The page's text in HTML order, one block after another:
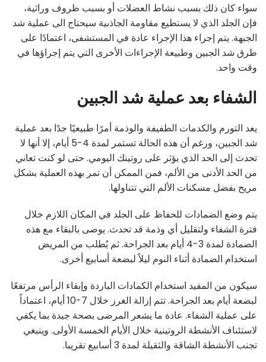
سواء كان ذلك بسبب نشاط العضلات أو بسبب ظروف وراثية،
فإن الجلد الذي لا يستطيع مقاومة الجاذبية سيحتاج الى عملية شد
الجبهة. يتم إجراء هذا الإجراء عادة في المستشفى، اعتمادًا على
طرق شد الجبين وطبيعة الإجراءات الأخرى التي يتم إجراؤها في
وقت واحد.
الشفاء بعد عملية شد الجبين
يعد التورم والكدمات الطفيفة والوذمة أمرًا طبيعيًا جدًا بعد عملية
شد الجبين، ورغم أن هذه الحالة تستمر لمدة 4-5 أيام، إلا أنها لا
تحدث إلى الحد الذي يؤثر على روتينك اليومي. حتى لو كنت تعاني
من الحد الأدنى من الألم، فمن الممكن أن تمر بهذه العملية بشكل
مريح بفضل مسكنات الألم التي تتناولها.
يتم وضع الضمادات للحفاظ على الجلد في المكان اللازم خلال
فترة الشفاء ولتقليل أي وذمة قد تحدث. يوصى بالبقاء مع هذه
الضمادة لمدة 3-4 أيام بعد الجراحة. ثم يُطلب من المريض
استخدام الضمادة أثناء النوم ليلاً لبضعة أسابيع أخرى.
سيكون من المفيد استخدام الكمادات الباردة وإبقاء الرأس مرتفعًا
لبضعة أيام بعد الجراحة. تتم إزالة الغرز خلال 7-10 أيام، اعتماداً
على عملية الشفاء. عادة ما يشعر المرضى بصحة جيدة بما يكفي
لاستئناف الأنشطة الروتينية خلال الأيام الخمسة الأولى. وينبغي
تجنب الأنشطة الشاقة والثقيلة لمدة 3 أسابيع تقريبا.